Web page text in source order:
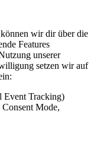
wir dir über die
Features
unserer
setzen wir auf
Event Tracking)
Mode,